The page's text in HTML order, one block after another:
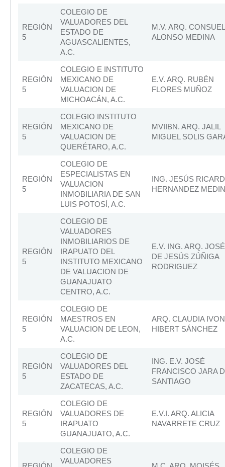
REGIÓN
5
COLEGIO DE
VALUADORES DEL
ESTADO DE
AGUASCALIENTES,
A.C.
M.V. ARQ.
ALONSO MEDINA
REGIÓN
5
COLEGIO E INSTITUTO
MEXICANO DE
VALUACION DE
MICHOACÁN, A.C.
E.V. ARQ. RUBÉN
FLORES MUÑOZ
REGIÓN
5
COLEGIO INSTITUTO
MEXICANO DE
VALUACION DE
QUERÉTARO, A.C.
MVIIBN. ARQ. JALIL
MIGUEL SOLIS
REGIÓN
5
COLEGIO DE
ESPECIALISTAS EN
VALUACION
INMOBILIARIA DE SAN
LUIS POTOSÍ, A.C.
ING. JESÚS
HERNANDEZ
REGIÓN
5
COLEGIO DE
VALUADORES
INMOBILIARIOS DE
IRAPUATO DEL
INSTITUTO MEXICANO
DE VALUACION DE
GUANAJUATO
CENTRO, A.C.
E.V. ING. ARQ. JOSÉ
DE JESÚS ZÚÑIGA
RODRIGUEZ
REGIÓN
5
COLEGIO DE
MAESTROS EN
VALUACION DE LEON,
A.C.
ARQ. CLAUDIA
HIBERT SÁNCHEZ
REGIÓN
5
COLEGIO DE
VALUADORES DEL
ESTADO DE
ZACATECAS, A.C.
ING. E.V. JOSÉ
FRANCISCO JARA
SANTIAGO
REGIÓN
5
COLEGIO DE
VALUADORES DE
IRAPUATO
GUANAJUATO, A.C.
E.V.I. ARQ. ALICIA
NAVARRETE CRUZ
COLEGIO DE
VALUADORES